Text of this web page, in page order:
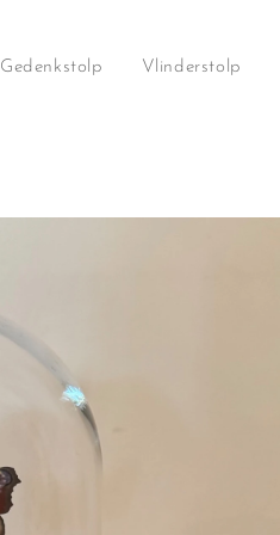
Gedenkstolp Vlinderstolp